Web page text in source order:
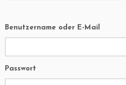
Benutzername oder E-Mail
Passwort